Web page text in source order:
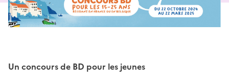
Un concours de BD pour les jeunes